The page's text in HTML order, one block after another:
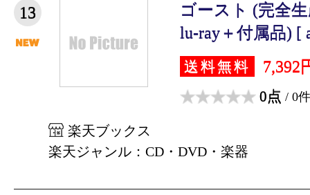
13
ゴースト (完全
lu-ray＋付属品) [
送料無料 7,392
0点 / 0件
楽天ブックス
楽天ジャンル：CD・DVD・楽器